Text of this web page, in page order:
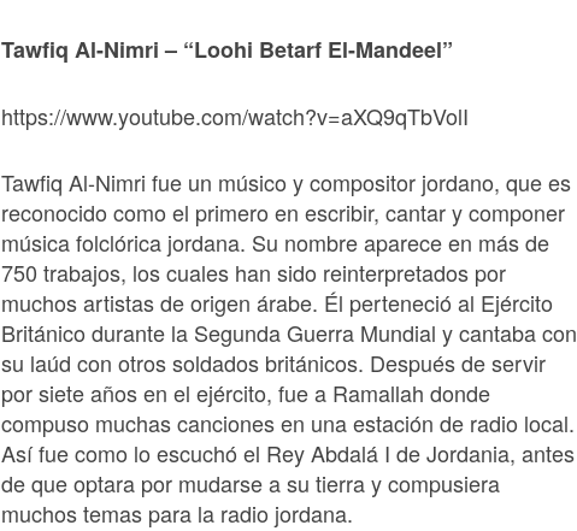
Tawfiq Al-Nimri – “Loohi Betarf El-Mandeel”
https://www.youtube.com/watch?v=aXQ9qTbVolI
Tawfiq Al-Nimri fue un músico y compositor jordano, que es
reconocido como el primero en escribir, cantar y componer
música folclórica jordana. Su nombre aparece en más de
750 trabajos, los cuales han sido reinterpretados por
muchos artistas de origen árabe. Él perteneció al Ejército
Británico durante la Segunda Guerra Mundial y cantaba con
su laúd con otros soldados británicos. Después de servir
por siete años en el ejército, fue a Ramallah donde
compuso muchas canciones en una estación de radio local.
Así fue como lo escuchó el Rey Abdalá I de Jordania, antes
de que optara por mudarse a su tierra y compusiera
muchos temas para la radio jordana.